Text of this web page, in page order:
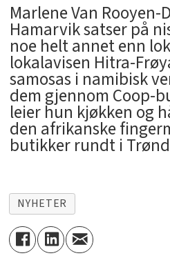
Marlene Van Rooyen-
Hamarvik satser på
noe helt annet enn
lokalavisen Hitra-
samosas i namibisk
dem gjennom Coop-
leier hun kjøkken og
den afrikanske
butikker rundt i
NYHETER